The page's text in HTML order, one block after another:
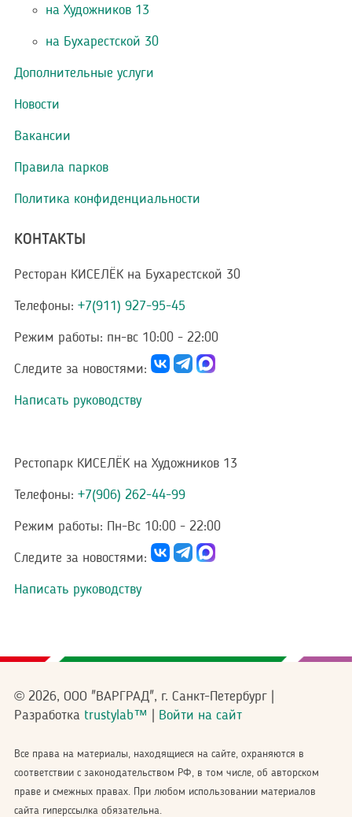
на Художников 13
на Бухарестской 30
Дополнительные услуги
Новости
Вакансии
Правила парков
Политика конфиденциальности
КОНТАКТЫ
Ресторан КИСЕЛЁК на Бухарестской 30
Телефоны: +7(911) 927-95-45
Режим работы: пн-вс 10:00 - 22:00
Следите за новостями:
Написать руководству
Рестопарк КИСЕЛЁК на Художников 13
Телефоны: +7(906) 262-44-99
Режим работы: Пн-Вс 10:00 - 22:00
Следите за новостями:
Написать руководству
© 2026, ООО "ВАРГРАД", г. Санкт-Петербург |
Разработка trustylab™ Войти на сайт
Все права на материалы, находящиеся на сайте, охраняются в
соответствии с законодательством РФ, в том числе, об авторском
праве и смежных правах. При любом использовании материалов
сайта гиперссылка обязательна.